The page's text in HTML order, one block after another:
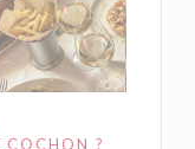
COCHON ?